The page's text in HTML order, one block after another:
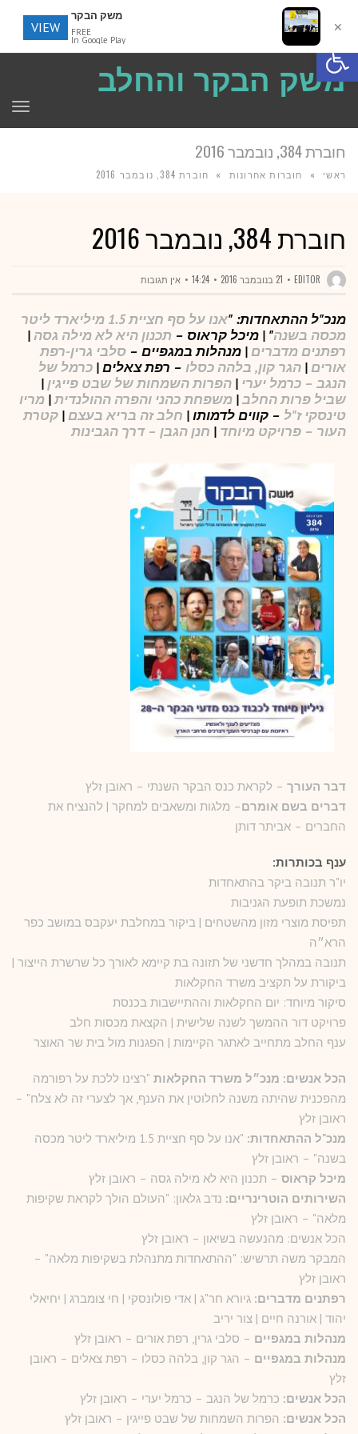
פתח סרגל נגישות
משק הבקר והחלב
חוברת 384, נובמבר 2016
ראשי » חוברות אחרונות » חוברת 384, נובמבר 2016
חוברת 384, נובמבר 2016
EDITOR 21 בנובמבר 2016 14:24 אין תגובות
מנכ"ל ההתאחדות: "
אנו על סף חציית 1.5 מיליארד ליטר
מכסה בשנה" | מיכל קראוס – תכנון היא לא מילה גסה|
רפתנים מדברים| מנהלות במגפיים – סלבי גרין-רפת
אורים| הגר קון, בלהה כסלו – רפת צאלים | כרמל של
הנגב – כרמל יערי | הפרות השמחות של שבט פייגין|
שביל פרות החלב| משפחת כהני והפרה ההולנדית| מריו
טינסקי ז"ל – קווים לדמותו | חלב זה בריא בעצם| קטרת
העור – פרויקט מיוחד | חנן הגבן – דרך הגבינות
דבר העורך – לקראת כנס הבקר השנתי – ראובן זלץ
דברים בשם אומרם– מלגות ומשאבים למחקר | להנציח את
החברים – אביתר דותן
ענף בכותרות:
יו"ר תנובה ביקר בהתאחדות
נמשכת תופעת הגניבות
תפיסת מוצרי מזון מהשטחים | ביקור במחלבת יעקבס במושב כפר
הרא״ה
תנובה במהלך חדשני של תזונה בת קיימא לאורך כל שרשרת הייצור |
ביקורת על תקציב משרד החקלאות
סיקור מיוחד: יום החקלאות וההתיישבות בכנסת
פרויקט דור ההמשך לשנה שלישית | הקצאת מכסות חלב
ענף החלב מתחייב לאתגר הקיימות | הפגנות מול בית שר האוצר
הכל אנשים: מנכ״ל משרד החקלאות "רצינו ללכת על רפורמה
מהפכנית שהיתה משנה לחלוטין את הענף, אך לצערי זה לא צלח" –
ראובן זלץ
מנכ"ל ההתאחדות:
"אנו על סף חציית 1.5 מיליארד ליטר מכסה
בשנה" – ראובן זלץ
מיכל קראוס – תכנון היא לא מילה גסה – ראובן זלץ
השירותים הוטרינריים: נדב גלאון: "העולם הולך לקראת שקיפות
מלאה" – ראובן זלץ
הכל אנשים: מהנעשה בשיאון – ראובן זלץ
המבקר משה תרשיש: "ההתאחדות מתנהלת בשקיפות מלאה" –
ראובן זלץ
רפתנים מדברים: גיורא חר"ג | אדי פולונסקי | חי צומברג | יחיאלי
יהוד | אורנה חיים | צור יריב
מנהלות במגפיים – סלבי גרין, רפת אורים – ראובן זלץ
מנהלות במגפיים – הגר קון, בלהה כסלו – רפת צאלים – ראובן
זלץ
הכל אנשים: כרמל של הנגב – כרמל יערי – ראובן זלץ
הכל אנשים: הפרות השמחות של שבט פייגין – ראובן זלץ
✕
משק הבקר
FREE
In Google Play
VIEW